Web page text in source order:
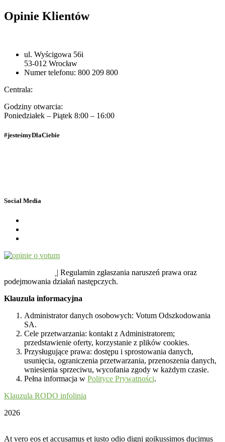
Opinie Klientów
ul. Wyścigowa 56i
53-012 Wrocław
Numer telefonu: 800 209 800
Centrala:
Godziny otwarcia:
Poniedziałek – Piątek 8:00 – 16:00
#jesteśmyDlaCiebie
Social Media
| Regulamin zgłaszania naruszeń prawa oraz
podejmowania działań następczych.
Klauzula informacyjna
Administrator danych osobowych: Votum Odszkodowania
SA.
Cele przetwarzania: kontakt z Administratorem;
przedstawienie oferty, korzystanie z plików cookies.
Przysługujące prawa: dostępu i sprostowania danych,
usunięcia, ograniczenia przetwarzania, przenoszenia danych,
wniesienia sprzeciwu, wycofania zgody w każdym czasie.
Pełna informacja w Polityce Prywatności.
Klauzula RODO infolinia
2026
At vero eos et accusamus et iusto odio digni goikussimos ducimus